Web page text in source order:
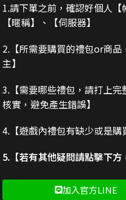
1.請下單之前，確認好個人【
【暱稱】、【伺服器】
2. 【所需要購買的禮包or商
主】
3. 【需要哪些禮包，請打上
核實，避免產生錯誤】
4.【遊戲內禮包有缺少或是購
5.【若有其他疑問請點擊下方
加入官方LINE